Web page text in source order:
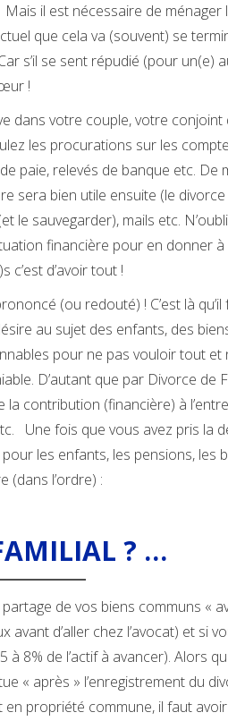
il est nécessaire de ménager
que cela va (souvent) se
s’il se sent répudié (pour un(e)
!
dans votre couple, votre conjoint
les procurations sur les
paie, relevés de banque etc. De
sera bien utile ensuite (le divorce
le sauvegarder), mails etc.
financière pour en donner à
c’est d’avoir tout !
(ou redouté) ! C’est là qu’il
au sujet des enfants, des
pour ne pas vouloir tout et
D’autant que par Divorce de
contribution (financière) à
Une fois que vous avez pris la
les enfants, les pensions, les
(dans l’ordre) :
? …
partage de vos biens communs «
d’aller chez l’avocat) et si
8% de l’actif à avancer). Alors
« après » l’enregistrement du
en propriété commune, il faut